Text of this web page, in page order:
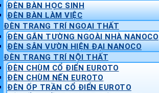
ĐÈN BÀN HỌC SINH
ĐÈN BÀN LÀM VIỆC
ĐÈN TRANG TRÍ NGOẠI THẤT
ĐÈN GẮN TƯỜNG NGOÀI NHÀ NANOCO
ĐÈN SÂN VƯỜN HIỆN ĐẠI NANOCO
ĐÈN TRANG TRÍ NỘI THẤT
ĐÈN CHÙM CỔ ĐIỂN EUROTO
ĐÈN CHÙM NẾN EUROTO
ĐÈN ỐP TRẦN CỔ ĐIỂN EUROTO